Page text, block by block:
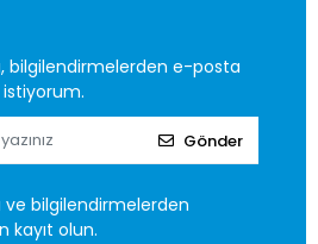
bilgilendirmelerden e-posta
Gönder
bilgilendirmelerden
kayıt olun.